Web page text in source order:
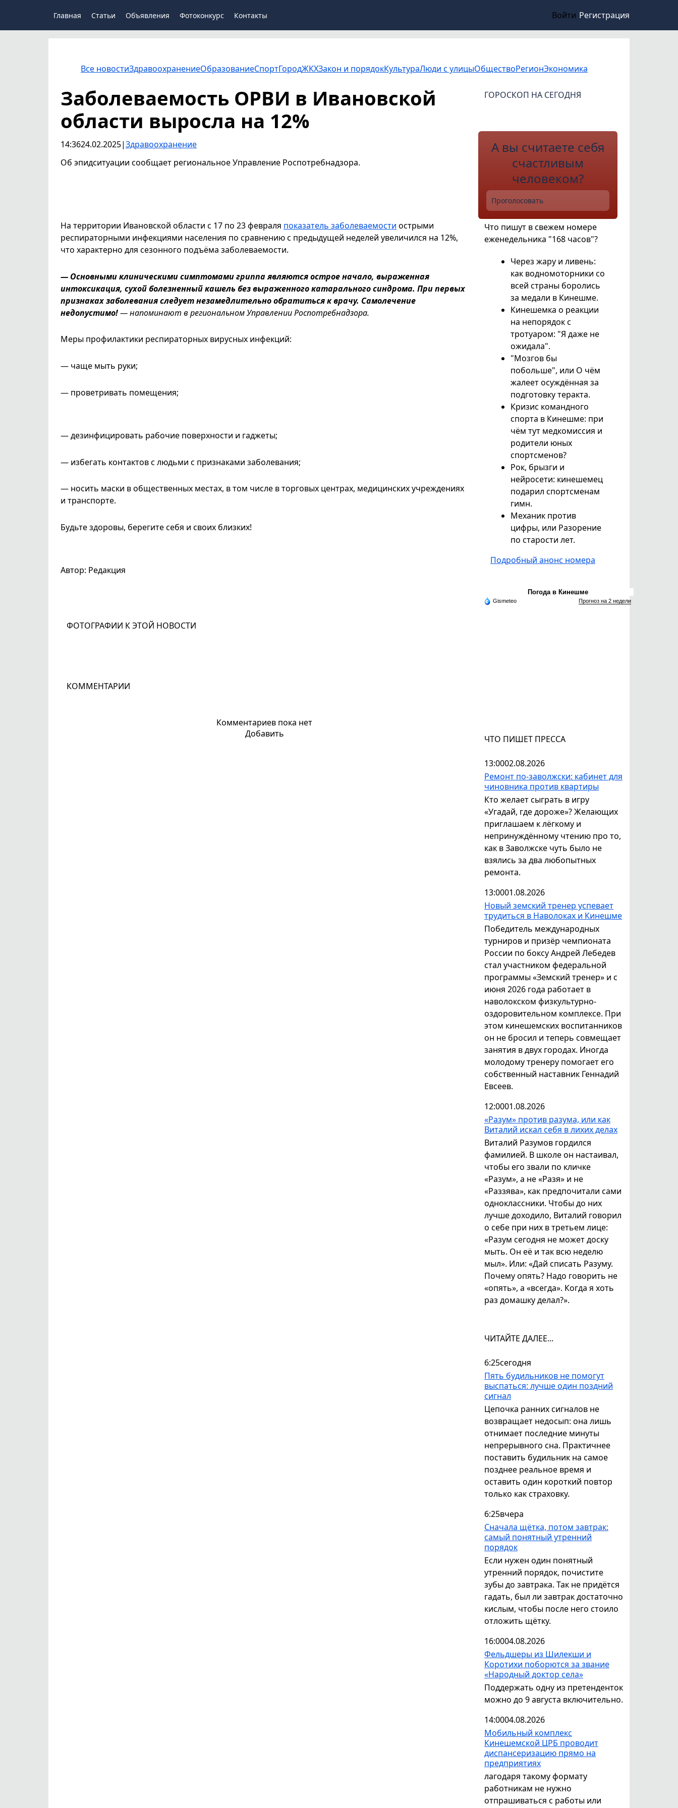
Главная Статьи Объявления Фотоконкурс Контакты Войти Регистрация
Все новостиЗдравоохранениеОбразованиеСпортГородЖКХЗакон и порядокКультураЛюди с улицыОбществоРегионЭкономика
ЧТО ПИШЕТ ПРЕССА
13:0002.08.2026
Ремонт по-заволжски: кабинет для
чиновника против квартиры
Кто желает сыграть в игру
«Угадай, где дороже»? Желающих
приглашаем к лёгкому и
непринуждённому чтению про то,
как в Заволжске чуть было не
взялись за два любопытных
ремонта.
13:0001.08.2026
Новый земский тренер успевает
трудиться в Наволоках и Кинешме
Победитель международных
турниров и призёр чемпионата
России по боксу Андрей Лебедев
стал участником федеральной
программы «Земский тренер» и с
июня 2026 года работает в
наволокском физкультурно-
оздоровительном комплексе. При
этом кинешемских воспитанников
он не бросил и теперь совмещает
занятия в двух городах. Иногда
молодому тренеру помогает его
собственный наставник Геннадий
Евсеев.
12:0001.08.2026
«Разум» против разума, или как
Виталий искал себя в лихих делах
Виталий Разумов гордился
фамилией. В школе он настаивал,
чтобы его звали по кличке
«Разум», а не «Разя» и не
«Раззява», как предпочитали сами
одноклассники. Чтобы до них
лучше доходило, Виталий говорил
о себе при них в третьем лице:
«Разум сегодня не может доску
мыть. Он её и так всю неделю
мыл». Или: «Дай списать Разуму.
Почему опять? Надо говорить не
«опять», а «всегда». Когда я хоть
раз домашку делал?».
ЧИТАЙТЕ ДАЛЕЕ...
6:25сегодня
Пять будильников не помогут
выспаться: лучше один поздний
сигнал
Цепочка ранних сигналов не
возвращает недосып: она лишь
отнимает последние минуты
непрерывного сна. Практичнее
поставить будильник на самое
позднее реальное время и
оставить один короткий повтор
только как страховку.
6:25вчера
Сначала щётка, потом завтрак:
самый понятный утренний
порядок
Если нужен один понятный
утренний порядок, почистите
зубы до завтрака. Так не придётся
гадать, был ли завтрак достаточно
кислым, чтобы после него стоило
отложить щётку.
16:0004.08.2026
Фельдшеры из Шилекши и
Коротихи поборются за звание
«Народный доктор села»
Поддержать одну из претенденток
можно до 9 августа включительно.
14:0004.08.2026
Мобильный комплекс
Кинешемской ЦРБ проводит
диспансеризацию прямо на
предприятиях
лагодаря такому формату
работникам не нужно
отпрашиваться с работы или
Заболеваемость ОРВИ в Ивановской
области выросла на 12%
14:3624.02.2025|Здравоохранение
Об эпидситуации сообщает региональное Управление Роспотребнадзора.
На территории Ивановской области с 17 по 23 февраля показатель заболеваемости острыми
респираторными инфекциями населения по сравнению с предыдущей неделей увеличился на 12%,
что характерно для сезонного подъёма заболеваемости.
— Основными клиническими симптомами гриппа являются острое начало, выраженная
интоксикация, сухой болезненный кашель без выраженного катарального синдрома. При первых
признаках заболевания следует незамедлительно обратиться к врачу. Самолечение
недопустимо!— напоминают в региональном Управлении Роспотребнадзора.
Меры профилактики респираторных вирусных инфекций:
— чаще мыть руки;
— проветривать помещения;
— дезинфицировать рабочие поверхности и гаджеты;
— избегать контактов с людьми с признаками заболевания;
— носить маски в общественных местах, в том числе в торговых центрах, медицинских учреждениях
и транспорте.
Будьте здоровы, берегите себя и своих близких!
Автор: Редакция
ФОТОГРАФИИ К ЭТОЙ НОВОСТИ
КОММЕНТАРИИ
Комментариев пока нет
Добавить
ГОРОСКОП НА СЕГОДНЯ
А вы считаете себя
счастливым
человеком?
Проголосовать
Что пишут в свежем номере
еженедельника "168 часов"?
Через жару и ливень:
как водномоторники со
всей страны боролись
за медали в Кинешме.
Кинешемка о реакции
на непорядок с
тротуаром: "Я даже не
ожидала".
"Мозгов бы
побольше", или О чём
жалеет осуждённая за
подготовку теракта.
Кризис командного
спорта в Кинешме: при
чём тут медкомиссия и
родители юных
спортсменов?
Рок, брызги и
нейросети: кинешемец
подарил спортсменам
гимн.
Механик против
цифры, или Разорение
по старости лет.
Подробный анонс номера
Погода в Кинешме
Gismeteo Прогноз на 2 недели